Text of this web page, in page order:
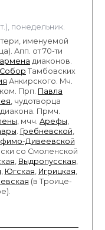
понедельник.
именуемой
Апп. от 70-ти
диаконов.
Собор Тамбовских
Анкирского. Мч.
Прп. Павла
, чудотворца
диакона. Прмч.
, мчч. Арефы,
. Гребневской,
Дивеевской
со Смоленской
, Выдропусская,
, Югская, Игрицкая,
(в Троице-